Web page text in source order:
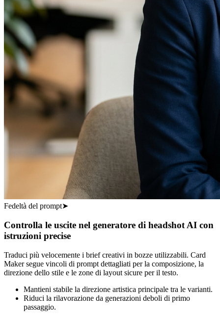
Fedeltà del prompt➤
Controlla le uscite nel generatore di headshot AI con
istruzioni precise
Traduci più velocemente i brief creativi in bozze utilizzabili. Card
Maker segue vincoli di prompt dettagliati per la composizione, la
direzione dello stile e le zone di layout sicure per il testo.
Mantieni stabile la direzione artistica principale tra le varianti.
Riduci la rilavorazione da generazioni deboli di primo
passaggio.